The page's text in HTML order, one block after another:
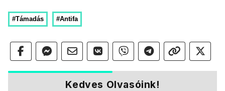
#Támadás #Antifa
Kedves Olvasóink!